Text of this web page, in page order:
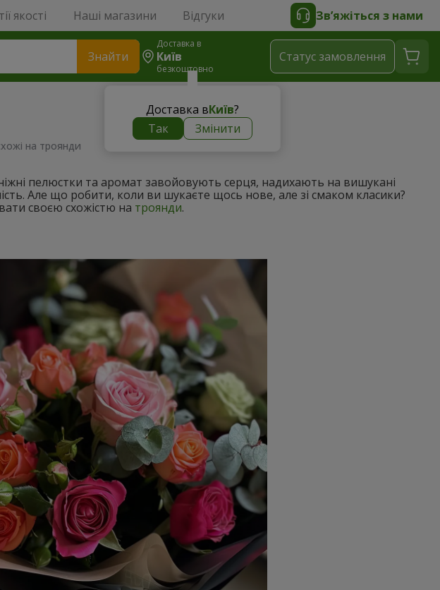
якості Наші магазини Відгуки Зв’яжіться з нами
Знайти
Доставка в
Київ
безкоштовно
Доставка вКиїв?
Так
Змінити
Статус замовлення
на троянди
ніжні пелюстки та аромат завойовують серця, надихають на вишукані
Але що робити, коли ви шукаєте щось нове, але зі смаком класики?
своєю схожістю на троянди.